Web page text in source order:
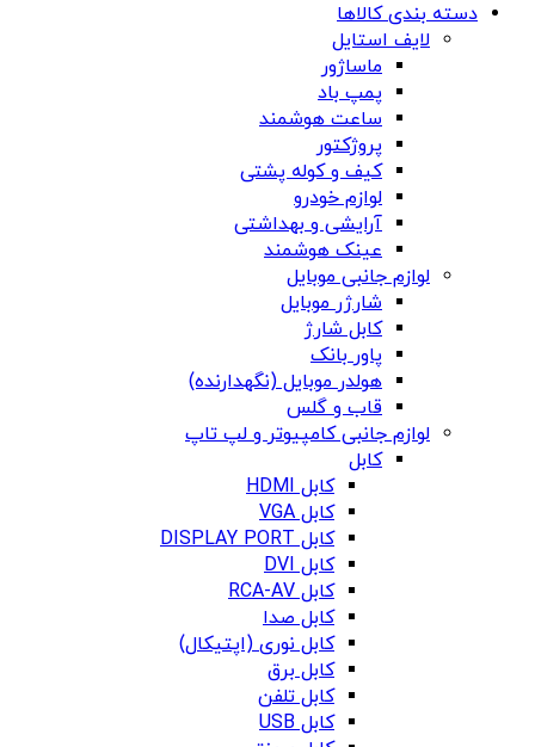
دسته بندی کالاها
لایف استایل
ماساژور
پمپ باد
ساعت هوشمند
پروژکتور
کیف و کوله پشتی
لوازم خودرو
آرایشی و بهداشتی
عینک هوشمند
لوازم جانبی موبایل
شارژر موبایل
کابل شارژ
پاور بانک
هولدر موبایل (نگهدارنده)
قاب و گلس
لوازم جانبی کامپیوتر و لپ تاپ
کابل
کابل HDMI
کابل VGA
کابل DISPLAY PORT
کابل DVI
کابل RCA-AV
کابل صدا
کابل نوری (اپتیکال)
کابل برق
کابل تلفن
کابل USB